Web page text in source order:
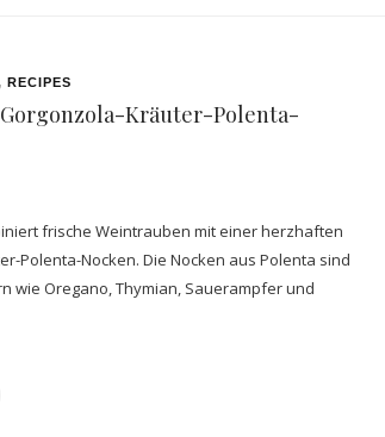
RECIPES
Kräuter-Polenta-
frische Weintrauben mit einer herzhaften
Polenta-Nocken. Die Nocken aus Polenta sind
wie Oregano, Thymian, Sauerampfer und